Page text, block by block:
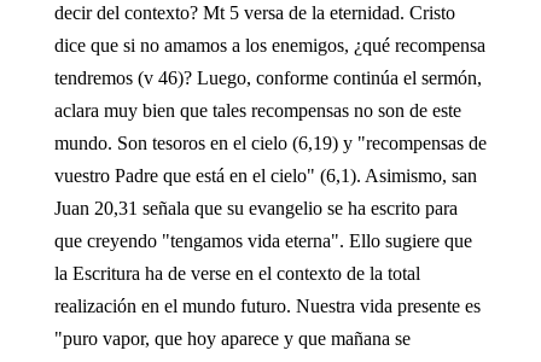
decir del contexto? Mt 5 versa de la eternidad. Cristo
dice que si no amamos a los enemigos, ¿qué recompensa
tendremos (v 46)? Luego, conforme continúa el sermón,
aclara muy bien que tales recompensas no son de este
mundo. Son tesoros en el cielo (6,19) y "recompensas de
vuestro Padre que está en el cielo" (6,1). Asimismo, san
Juan 20,31 señala que su evangelio se ha escrito para
que creyendo "tengamos vida eterna". Ello sugiere que
la Escritura ha de verse en el contexto de la total
realización en el mundo futuro. Nuestra vida presente es
"puro vapor, que hoy aparece y que mañana se